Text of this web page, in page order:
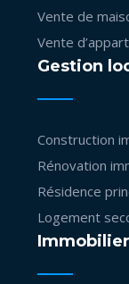
Vente de
Vente
Gestion
Construction
Rénovation
Résidence
Logement